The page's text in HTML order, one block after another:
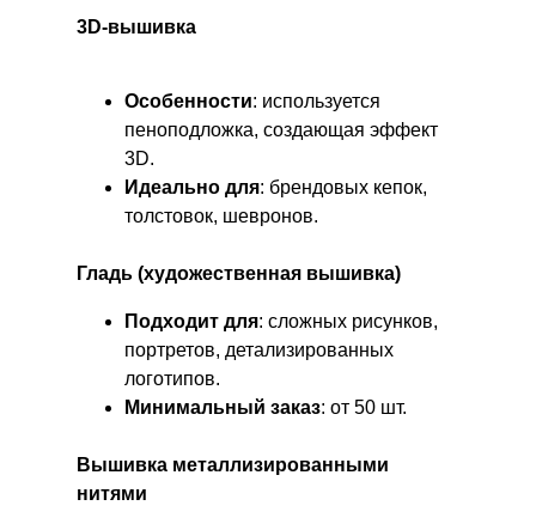
Особенности: используется
пеноподложка, создающая эффект
3D.
Идеально для: брендовых кепок,
толстовок, шевронов.
Гладь (художественная вышивка)
Подходит для: сложных рисунков,
портретов, детализированных
логотипов.
Минимальный заказ: от 50 шт.
Вышивка металлизированными
нитями
3D-вышивка